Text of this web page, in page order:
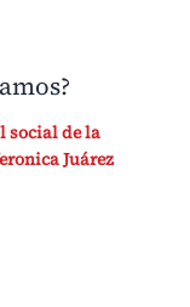
social de la
Juárez